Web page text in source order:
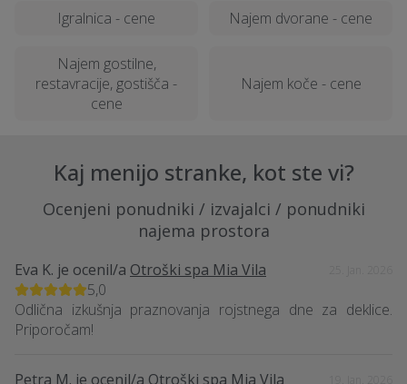
Igralnica - cene Najem dvorane - cene
Najem gostilne,
restavracije, gostišča -
cene
Najem koče - cene
Kaj menijo stranke, kot ste vi?
Ocenjeni ponudniki / izvajalci / ponudniki
najema prostora
Eva K. je ocenil/a Otroški spa Mia Vila
5,0
Odlična izkušnja praznovanja rojstnega dne za deklice.
Priporočam!
Petra M. je ocenil/a Otroški spa Mia Vila